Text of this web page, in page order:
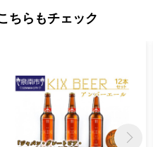
ちらもチェック